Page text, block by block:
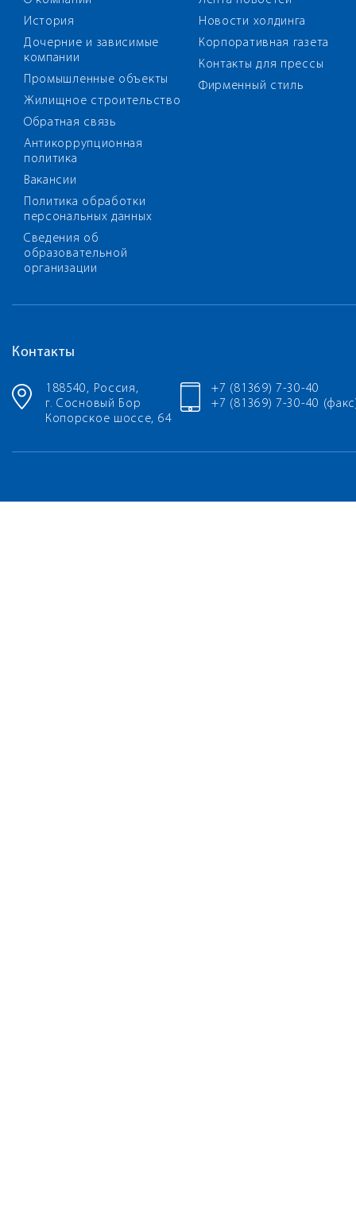
История
Дочерние и зависимые
компании
Промышленные объекты
Жилищное строительство
Обратная связь
Антикоррупционная
политика
Вакансии
Политика обработки
персональных данных
Сведения об
образовательной
организации
Новости холдинга
Корпоративная газета
Контакты для прессы
Фирменный стиль
Контакты
188540, Россия,
г. Сосновый Бор
Копорское шоссе, 64
+7 (81369) 7-30-40
+7 (81369) 7-30-40